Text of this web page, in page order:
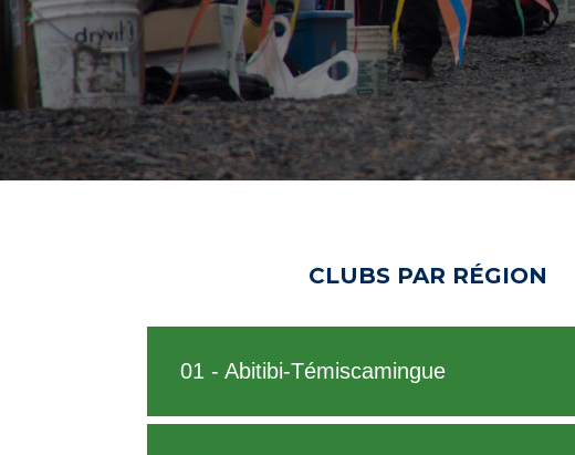
CLUBS PAR RÉGION
01 - Abitibi-Témiscamingue